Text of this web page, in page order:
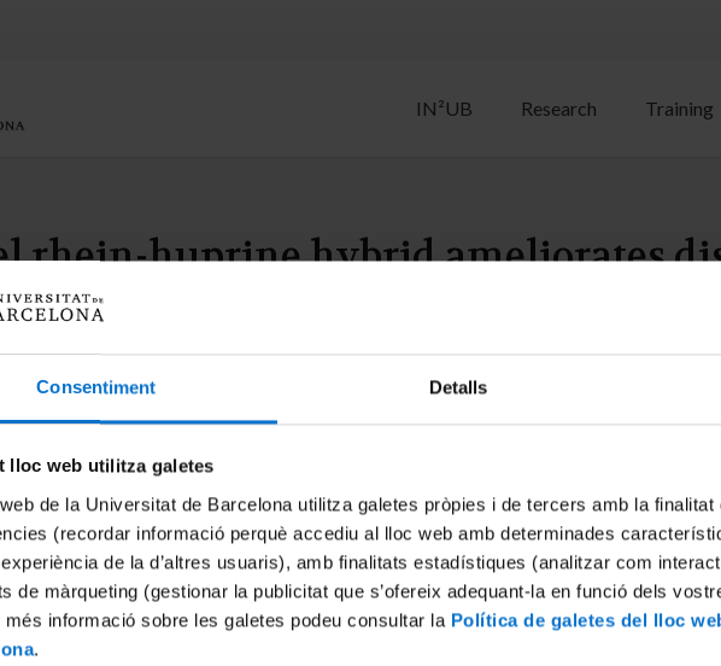
Consentiment Detalls
lloc web utilitza galetes
de la Universitat de Barcelona utilitza galetes pròpies i de tercers amb la
(recordar informació perquè accediu al lloc web amb determinades
de la d’altres usuaris), amb finalitats estadístiques (analitzar com
de màrqueting (gestionar la publicitat que s’ofereix adequant-la en funció dels
més informació sobre les galetes podeu consultar la Política de galetes del lloc
.
IN²UB Research Training
rhein-huprine hybrid ameliorates
mice model of
diet.
T.; Cano, A.; Sánchez-López, E.; Olloquequi, J.; Folch, J.; Bulló, M.; Verdaguer, E.;